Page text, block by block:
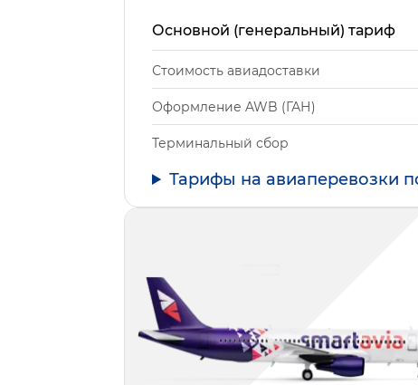
Основной (генеральный) тариф
Стоимость авиадоставки
Оформление AWB (ГАН)
Терминальный сбор
Тарифы на авиаперевозки